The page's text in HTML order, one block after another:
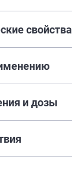
свойства
и дозы